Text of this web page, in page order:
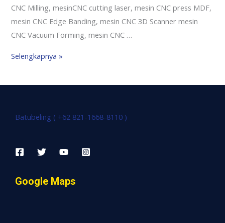
CNC Milling, mesinCNC cutting laser, mesin CNC press MDF,
mesin CNC Edge Banding, mesin CNC 3D Scanner mesin
CNC Vacuum Forming, mesin CNC …
Selengkapnya »
Batubeling ( +62 821-1668-8110 )
Google Maps